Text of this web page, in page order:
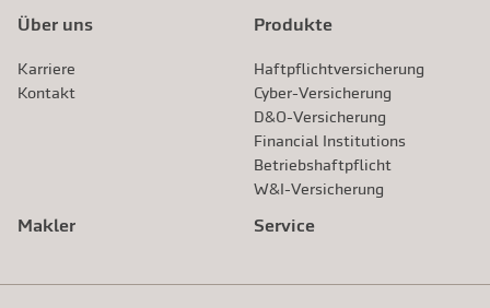
Über uns
Karriere
Kontakt
Produkte
Haftpflichtversicherung
Cyber-Versicherung
D&O-Versicherung
Financial Institutions
Betriebshaftpflicht
W&I-Versicherung
Makler Service